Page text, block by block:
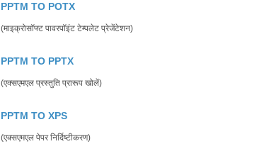
PPTM TO POTX
(माइक्रोसॉफ्ट पावरपॉइंट टेम्पलेट प्रेजेंटेशन)
PPTM TO PPTX
(एक्सएमएल प्रस्तुति प्रारूप खोलें)
PPTM TO XPS
(एक्सएमएल पेपर निर्दिष्टीकरण)